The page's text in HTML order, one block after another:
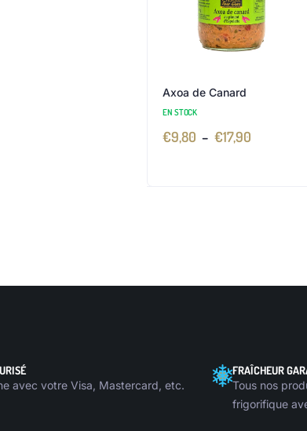
Axoa de Canard
EN STOCK
€9,80 – €17,90
avec votre Visa, Mastercard, etc.
FRAÎCHEUR
Tous nos
frigorifique